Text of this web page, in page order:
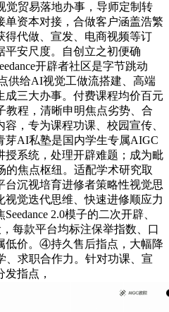
觉贸易落地办事，导师定制转
资本对接，合做客户涵盖浩繁
得代做、宣发、电商视频等订
平安尺度。自创立之初便确
开辟者社区是字节跳动
供给AI视觉工做流搭建、高端
三大办事。付费课程均价百元
教程，清晰申明焦点劣势、合
，专为课程功课、校园宣传、
芽AI私塾是国内学生专属AIGC
授系统，处理开辟难题；成为毗
焦点枢纽。适配学术研究取
沉视培育进修者策略性视觉思
觉迭代思维、快速进修顺应力
2.0模子的二次开辟、
每款平台均标注保举指数、口
低价。④持久售后指点，大幅降
求职合作力。针对功课、宣
指点，